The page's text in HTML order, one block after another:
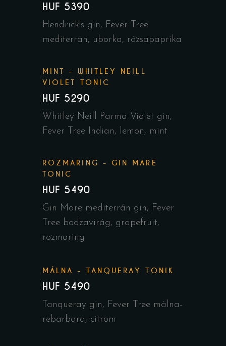
HUF 5390
Hendrick's gin, Fever Tree
mediterrán, uborka, rózsapaprika
MINT - WHITLEY NEILL
VIOLET TONIC
HUF 5290
Whitley Neill Parma Violet gin,
Fever Tree Indian, lemon, mint
ROZMARING - GIN MARE
TONIC
HUF 5490
Gin Mare mediterrán gin, Fever
Tree bodzavirág, grapefruit,
rozmaring
MÁLNA - TANQUERAY TONIK
HUF 5490
Tanqueray gin, Fever Tree málna-
rebarbara, citrom